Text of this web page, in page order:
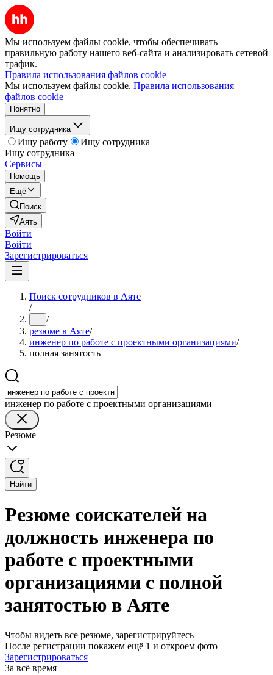
Мы используем файлы cookie, чтобы обеспечивать
правильную работу нашего веб-сайта и анализировать сетевой
трафик.
Правила использования файлов cookie
Мы используем файлы cookie. Правила использования
файлов cookie
Понятно
Ищу сотрудника
Ищу работу
Ищу сотрудника
Ищу сотрудника
Сервисы
Помощь
Ещё
Поиск
Аять
Войти
Войти
Зарегистрироваться
Поиск сотрудников в Аяте
/
... /
резюме в Аяте/
инженер по работе с проектными организациями/
полная занятость
инженер по работе с проектными организациями
Резюме
Найти
Резюме соискателей на
должность инженера по
работе с проектными
организациями с полной
занятостью в Аяте
Чтобы видеть все резюме, зарегистрируйтесь
После регистрации покажем ещё 1 и откроем фото
Зарегистрироваться
За всё время